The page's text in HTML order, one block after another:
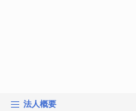
法人概要